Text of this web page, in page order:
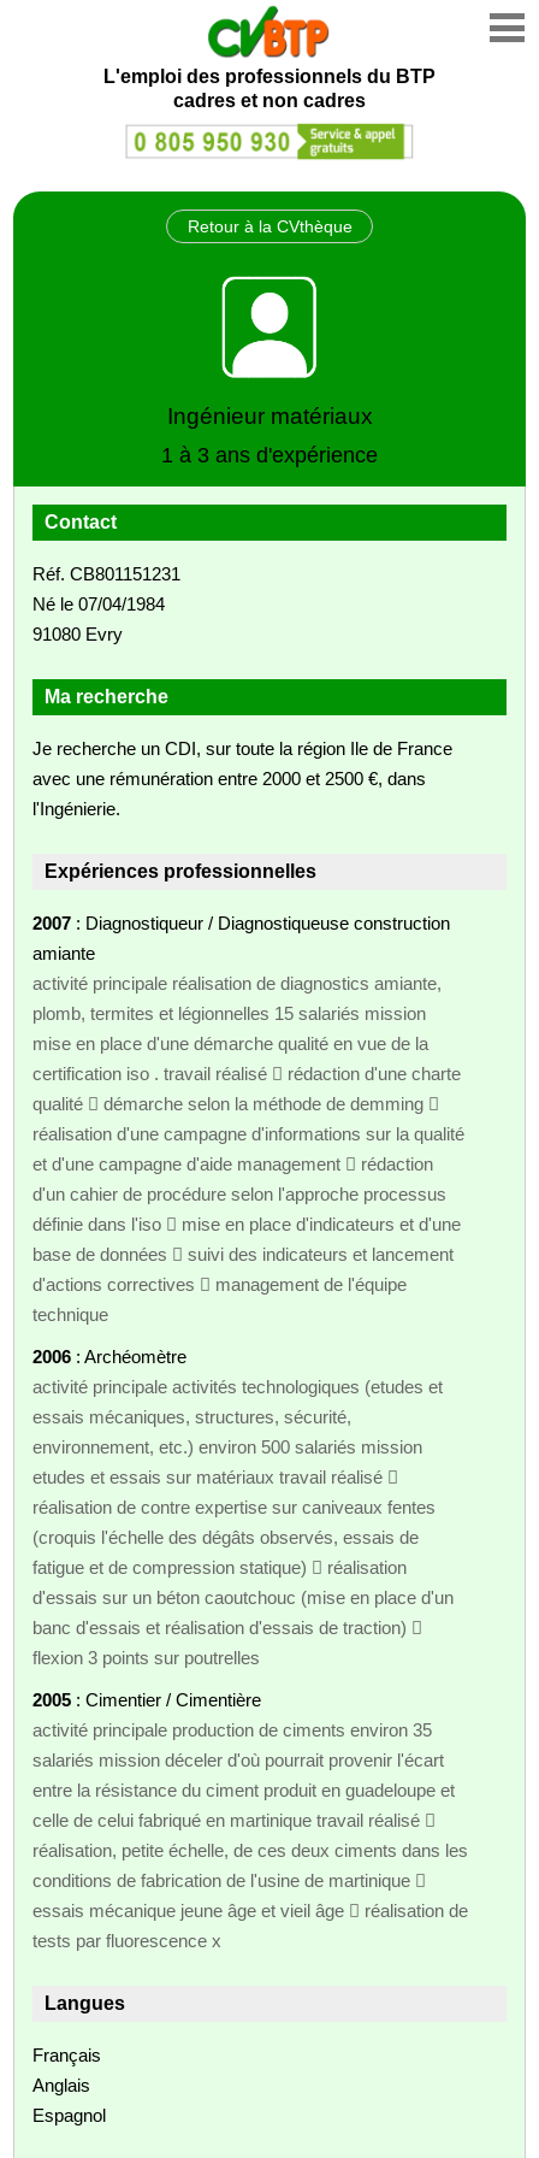
L'emploi des professionnels du BTP
cadres et non cadres
Retour à la CVthèque
Ingénieur matériaux
1 à 3 ans d'expérience
Contact
Réf. CB801151231
Né le 07/04/1984
91080 Evry
Ma recherche
Je recherche un CDI, sur toute la région Ile de France
avec une rémunération entre 2000 et 2500 €, dans
l'Ingénierie.
Expériences professionnelles
2007 : Diagnostiqueur / Diagnostiqueuse construction
amiante
activité principale réalisation de diagnostics amiante,
plomb, termites et légionnelles 15 salariés mission
mise en place d'une démarche qualité en vue de la
certification iso . travail réalisé  rédaction d'une charte
qualité  démarche selon la méthode de demming 
réalisation d'une campagne d'informations sur la qualité
et d'une campagne d'aide management  rédaction
d'un cahier de procédure selon l'approche processus
définie dans l'iso  mise en place d'indicateurs et d'une
base de données  suivi des indicateurs et lancement
d'actions correctives  management de l'équipe
technique
2006 : Archéomètre
activité principale activités technologiques (etudes et
essais mécaniques, structures, sécurité,
environnement, etc.) environ 500 salariés mission
etudes et essais sur matériaux travail réalisé 
réalisation de contre expertise sur caniveaux fentes
(croquis l'échelle des dégâts observés, essais de
fatigue et de compression statique)  réalisation
d'essais sur un béton caoutchouc (mise en place d'un
banc d'essais et réalisation d'essais de traction) 
flexion 3 points sur poutrelles
2005 : Cimentier / Cimentière
activité principale production de ciments environ 35
salariés mission déceler d'où pourrait provenir l'écart
entre la résistance du ciment produit en guadeloupe et
celle de celui fabriqué en martinique travail réalisé 
réalisation, petite échelle, de ces deux ciments dans les
conditions de fabrication de l'usine de martinique 
essais mécanique jeune âge et vieil âge  réalisation de
tests par fluorescence x
Langues
Français
Anglais
Espagnol